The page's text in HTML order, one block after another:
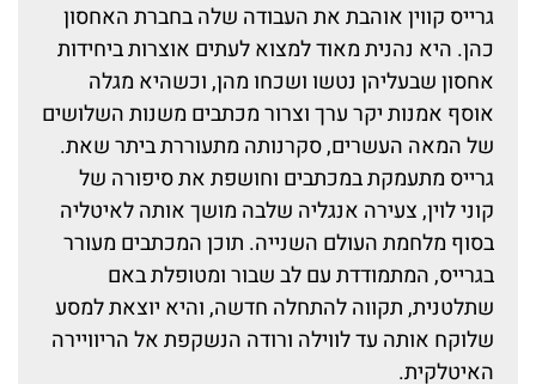
גרייס קווין אוהבת את העבודה שלה בחברת האחסון
כהן. היא נהנית מאוד למצוא לעתים אוצרות ביחידות
אחסון שבעליהן נטשו ושכחו מהן, וכשהיא מגלה
אוסף אמנות יקר ערך וצרור מכתבים משנות השלושים
של המאה העשרים, סקרנותה מתעוררת ביתר שאת.
גרייס מתעמקת במכתבים וחושפת את סיפורה של
קוני לוין, צעירה אנגליה שלבה מושך אותה לאיטליה
בסוף מלחמת העולם השנייה. תוכן המכתבים מעורר
בגרייס, המתמודדת עם לב שבור ומטופלת באם
שתלטנית, תקווה להתחלה חדשה, והיא יוצאת למסע
שלוקח אותה עד לווילה ורודה הנשקפת אל הריוויירה
האיטלקית.